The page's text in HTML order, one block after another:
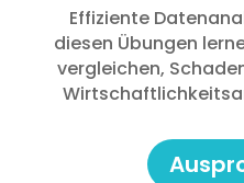
Effiziente
diesen Übungen
vergleichen,